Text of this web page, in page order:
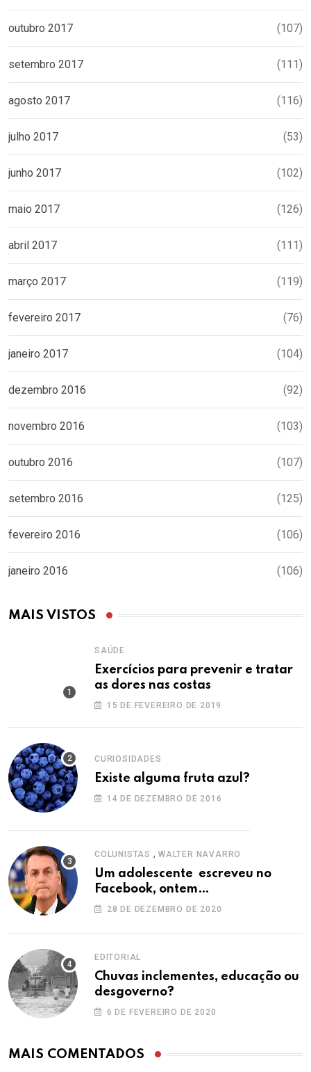
outubro 2017 (107)
setembro 2017 (111)
agosto 2017 (116)
julho 2017 (53)
junho 2017 (102)
maio 2017 (126)
abril 2017 (111)
março 2017 (119)
fevereiro 2017 (76)
janeiro 2017 (104)
dezembro 2016 (92)
novembro 2016 (103)
outubro 2016 (107)
setembro 2016 (125)
fevereiro 2016 (106)
janeiro 2016 (106)
MAIS VISTOS
SAÚDE
Exercícios para prevenir e tratar
as dores nas costas
15 DE FEVEREIRO DE 2019
CURIOSIDADES
Existe alguma fruta azul?
14 DE DEZEMBRO DE 2016
COLUNISTAS , WALTER NAVARRO
Um adolescente escreveu no
Facebook, ontem…
28 DE DEZEMBRO DE 2020
EDITORIAL
Chuvas inclementes, educação ou
desgoverno?
6 DE FEVEREIRO DE 2020
MAIS COMENTADOS